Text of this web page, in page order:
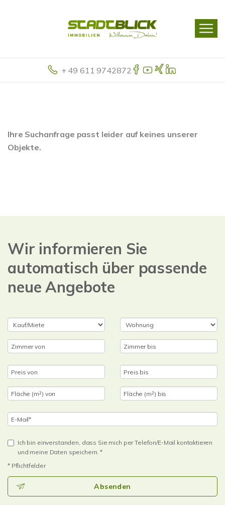
+ 49 611 9742872
Ihre Suchanfrage passt leider auf keines unserer
Objekte.
Wir informieren Sie
automatisch über passende
neue Angebote
Ich bin einverstanden, dass Sie mich per Telefon/E-Mail kontaktieren
und meine Daten speichern. *
* Pflichtfelder
Absenden